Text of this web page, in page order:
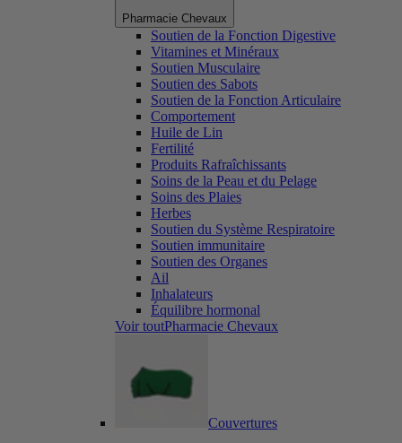
Pharmacie Chevaux
Soutien de la Fonction Digestive
Vitamines et Minéraux
Soutien Musculaire
Soutien des Sabots
Soutien de la Fonction Articulaire
Comportement
Huile de Lin
Fertilité
Produits Rafraîchissants
Soins de la Peau et du Pelage
Soins des Plaies
Herbes
Soutien du Système Respiratoire
Soutien immunitaire
Soutien des Organes
Ail
Inhalateurs
Équilibre hormonal
Voir toutPharmacie Chevaux
Couvertures